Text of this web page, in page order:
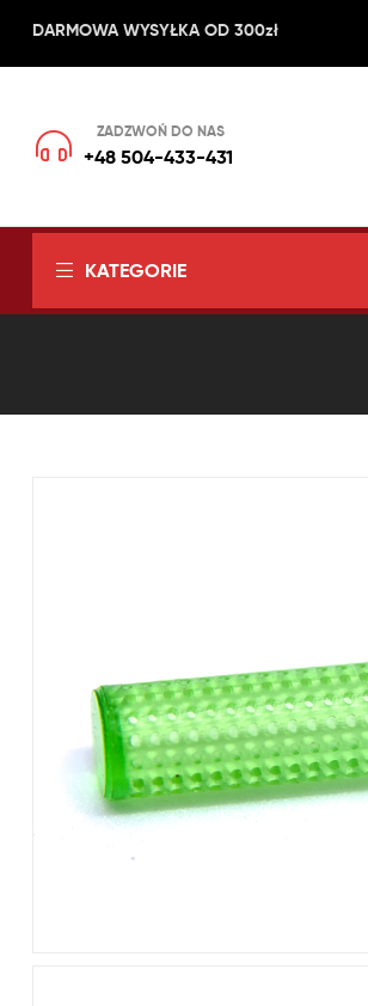
DARMOWA WYSYŁKA OD 300zł
ZADZWOŃ DO NAS
+48 504-433-431 ​
KATEGORIE